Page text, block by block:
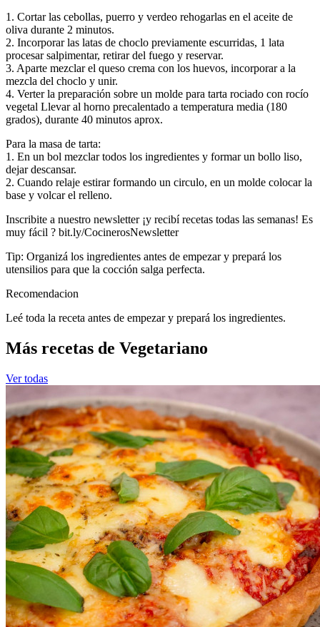
1. Cortar las cebollas, puerro y verdeo rehogarlas en el aceite de
oliva durante 2 minutos.
2. Incorporar las latas de choclo previamente escurridas, 1 lata
procesar salpimentar, retirar del fuego y reservar.
3. Aparte mezclar el queso crema con los huevos, incorporar a la
mezcla del choclo y unir.
4. Verter la preparación sobre un molde para tarta rociado con rocío
vegetal Llevar al horno precalentado a temperatura media (180
grados), durante 40 minutos aprox.
Para la masa de tarta:
1. En un bol mezclar todos los ingredientes y formar un bollo liso,
dejar descansar.
2. Cuando relaje estirar formando un circulo, en un molde colocar la
base y volcar el relleno.
Inscribite a nuestro newsletter ¡y recibí recetas todas las semanas! Es
muy fácil ? bit.ly/CocinerosNewsletter
Tip: Organizá los ingredientes antes de empezar y prepará los
utensilios para que la cocción salga perfecta.
Recomendacion
Leé toda la receta antes de empezar y prepará los ingredientes.
Más recetas de Vegetariano
Ver todas